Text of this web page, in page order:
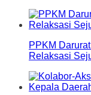
PPKM
Relaksasi